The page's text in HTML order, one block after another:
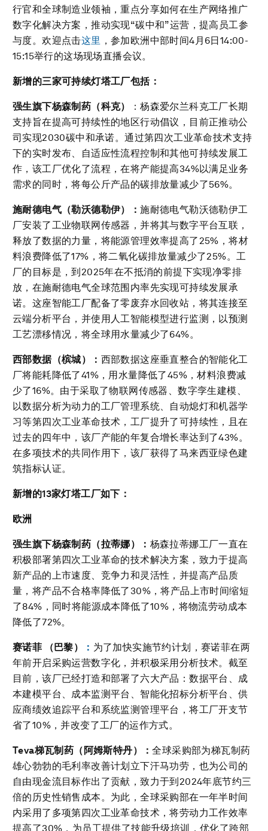
行官和全球制造业领袖，重点分享如何在生产网络推广
数字化解决方案，推动实现“碳中和”运营，提高员工参
与度。欢迎点击这里 ，参加欧洲中部时间4月6日14:00-
15:15举行的这场现场直播会议。
新增的三家可持续灯塔工厂包括：
强生旗下杨森制药（科克）
：杨森爱尔兰科克工厂长期
支持旨在提高可持续性的地区行动倡议，目前正推动公
司实现2030碳中和承诺。通过第四次工业革命技术支持
下的实时发布、自适应性流程控制和其他可持续发展工
作，该工厂优化了流程，在将产能提高34%以满足业务
需求的同时，将每公斤产品的碳排放量减少了56%。
施耐德电气（勒沃德勒伊）：施耐德电气勒沃德勒伊工
厂安装了工业物联网传感器，并将其与数字平台互联，
释放了数据的力量，将能源管理效率提高了25%，将材
料浪费降低了17%，将二氧化碳排放量减少了25%。工
厂的目标是，到2025年在不抵消的前提下实现净零排
放，在施耐德电气全球范围内率先实现可持续发展承
诺。这座智能工厂配备了零废弃水回收站，将其连接至
云端分析平台，并使用人工智能模型进行监测，以预测
工艺漂移情况，将全球用水量减少了64%。
西部数据（槟城）： 西部数据这座垂直整合的智能化工
厂将能耗降低了41%，用水量降低了45%，材料浪费减
少了16%。由于采取了物联网传感器、数字孪生建模、
以数据分析为动力的工厂管理系统、自动熄灯和机器学
习等第四次工业革命技术，工厂提升了可持续性，且在
过去的四年中，该厂产能的年复合增长率达到了43%。
在多项技术的共同作用下，该厂获得了马来西亚绿色建
筑指标认证。
新增的13家灯塔工厂如下：
欧洲
强生旗下杨森制药（拉蒂娜）： 杨森拉蒂娜工厂一直在
积极部署第四次工业革命的技术解决方案，致力于提高
新产品的上市速度、竞争力和灵活性，并提高产品质
量，将产品不合格率降低了30%，将产品上市时间缩短
了84%，同时将能源成本降低了10%，将物流劳动成本
降低了72%。
赛诺菲 （巴黎） ： 为了加快实施节约计划，赛诺菲在两
年前开启采购运营数字化，并积极采用分析技术。截至
目前，该厂已经打造和部署了六大产品：数据平台、成
本建模平台、成本监测平台、智能化招标分析平台、供
应商绩效追踪平台和系统监测管理平台，将工厂开支节
省了10%，并改变了工厂的运作方式。
Teva梯瓦制药（阿姆斯特丹）：全球采购部为梯瓦制药
雄心勃勃的毛利率改善计划立下汗马功劳，也为公司的
自由现金流目标作出了贡献，致力于到2024年底节约三
倍的历史性销售成本。为此，全球采购部在一年半时间
内采用了多项第四次工业革命技术，将劳动力工作效率
提高了30%，为员工提供了技能升级培训，优化了跨部